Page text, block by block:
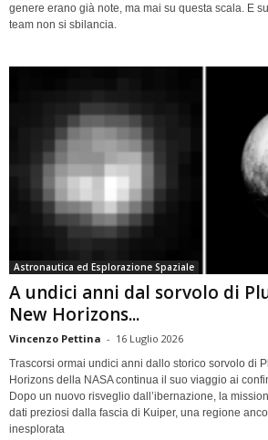
genere erano già note, ma mai su questa scala. E
team non si sbilancia.
Astronautica ed Esplorazione Spaziale
A undici anni dal sorvolo di
New Horizons...
Vincenzo Pettina - 16 Luglio 2026
Trascorsi ormai undici anni dallo storico sorvolo di
Horizons della NASA continua il suo viaggio ai
Dopo un nuovo risveglio dall’ibernazione, la
dati preziosi dalla fascia di Kuiper, una regione
inesplorata